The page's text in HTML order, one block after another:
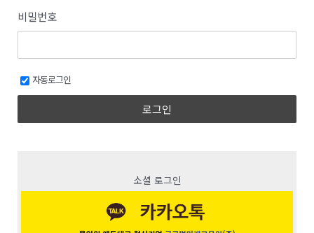
비밀번호
자동로그인
로그인
소셜 로그인